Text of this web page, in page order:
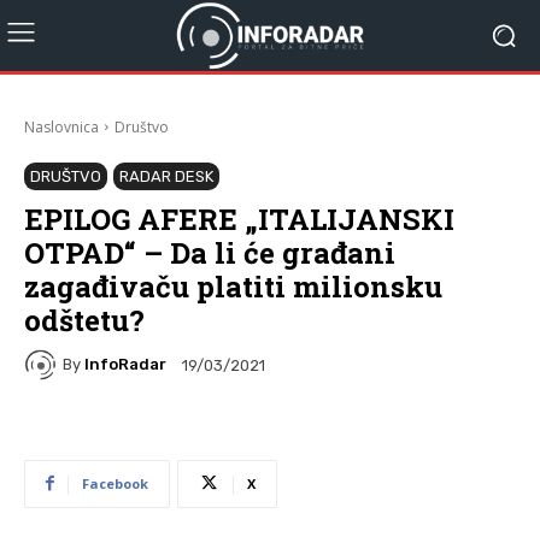
Naslovnica Društvo
DRUŠTVO RADAR DESK
EPILOG AFERE „ITALIJANSKI
OTPAD“ – Da li će građani
zagađivaču platiti milionsku
odštetu?
By InfoRadar 19/03/2021
Facebook X